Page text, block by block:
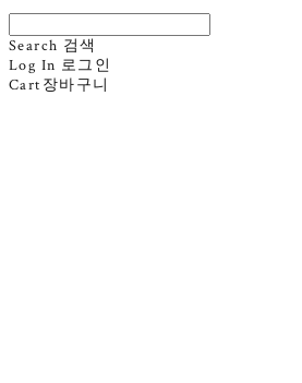
Search 검색
Log In 로그인
Cart 장바구니